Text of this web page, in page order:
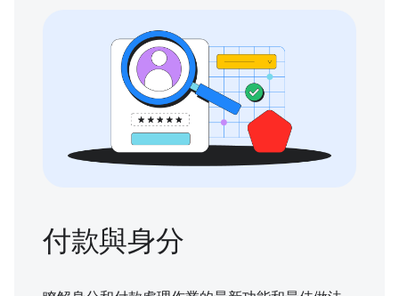
付款與身分